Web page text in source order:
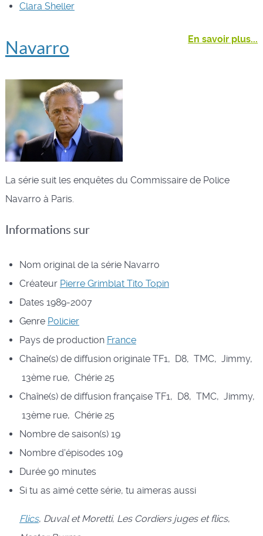
Clara Sheller
En savoir plus...
Navarro
La série suit les enquêtes du Commissaire de Police
Navarro à Paris.
Informations sur
Nom original de la série Navarro
Créateur Pierre GrimblatTito Topin
Dates 1989-2007
Genre Policier
Pays de production France
Chaîne(s) de diffusion originale TF1, D8, TMC, Jimmy,
13ème rue, Chérie 25
Chaîne(s) de diffusion française TF1, D8, TMC, Jimmy,
13ème rue, Chérie 25
Nombre de saison(s) 19
Nombre d'épisodes 109
Durée 90 minutes
Si tu as aimé cette série, tu aimeras aussi
Flics, Duval et Moretti, Les Cordiers juges et flics,